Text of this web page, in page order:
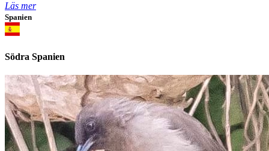
Läs mer
Spanien
Södra Spanien